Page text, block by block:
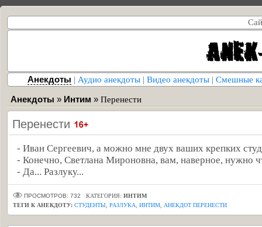
Анекдоты | Аудио анекдоты | Видео анекдоты | Смешные
Анекдоты » Интим » Перенести
Перенести
- Иван Сергеевич, а можно мне двух ваших крепких
- Конечно, Светлана Мироновна, вам, наверное, нужно
- Да... Разлуку...
ПРОСМОТРОВ: 732 КАТЕГОРИЯ: ИНТИМ
ТЕГИ К АНЕКДОТУ: СТУДЕНТЫ РАЗЛУКА ИНТИМ АНЕКДОТ ПЕРЕНЕСТИ